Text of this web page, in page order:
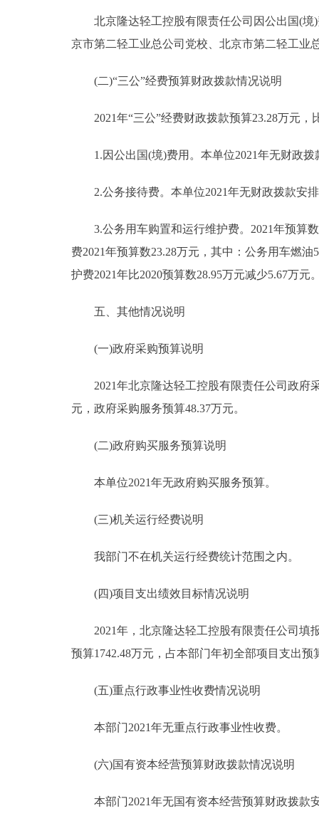
北京隆达轻工控股有限责任公司因公出国(境)
京市第二轻工业总公司党校、北京市第二轻工业
(二)“三公”经费预算财政拨款情况说明
2021年“三公”经费财政拨款预算23.28万元，
1.因公出国(境)费用。本单位2021年无财政拨
2.公务接待费。本单位2021年无财政拨款安
3.公务用车购置和运行维护费。2021年预算数
费2021年预算数23.28万元，其中：公务用车燃
护费2021年比2020预算数28.95万元减少5.67万
五、其他情况说明
(一)政府采购预算说明
2021年北京隆达轻工控股有限责任公司政府采
元，政府采购服务预算48.37万元。
(二)政府购买服务预算说明
本单位2021年无政府购买服务预算。
(三)机关运行经费说明
我部门不在机关运行经费统计范围之内。
(四)项目支出绩效目标情况说明
2021年，北京隆达轻工控股有限责任公司填报
预算1742.48万元，占本部门年初全部项目支出预
(五)重点行政事业性收费情况说明
本部门2021年无重点行政事业性收费。
(六)国有资本经营预算财政拨款情况说明
本部门2021年无国有资本经营预算财政拨款